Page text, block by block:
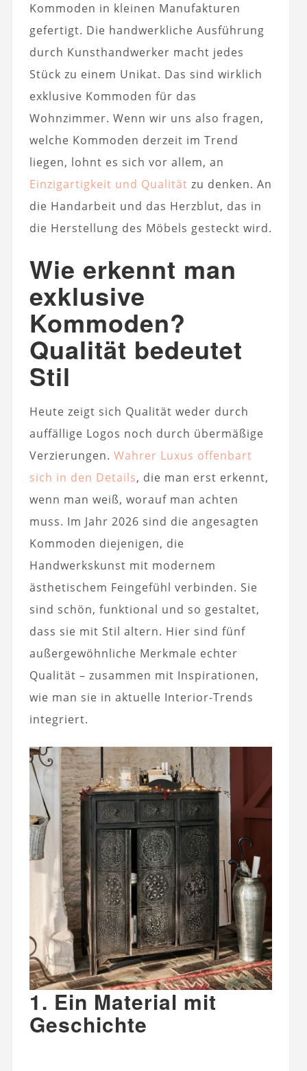
Kommoden in kleinen Manufakturen
gefertigt. Die handwerkliche Ausführung
durch Kunsthandwerker macht jedes
Stück zu einem Unikat. Das sind wirklich
exklusive Kommoden für das
Wohnzimmer. Wenn wir uns also fragen,
welche Kommoden derzeit im Trend
liegen, lohnt es sich vor allem, an
Einzigartigkeit und Qualität zu denken. An
die Handarbeit und das Herzblut, das in
die Herstellung des Möbels gesteckt wird.
Wie erkennt man
exklusive
Kommoden?
Qualität bedeutet
Stil
Heute zeigt sich Qualität weder durch
auffällige Logos noch durch übermäßige
Verzierungen. Wahrer Luxus offenbart
sich in den Details, die man erst erkennt,
wenn man weiß, worauf man achten
muss. Im Jahr 2026 sind die angesagten
Kommoden diejenigen, die
Handwerkskunst mit modernem
ästhetischem Feingefühl verbinden. Sie
sind schön, funktional und so gestaltet,
dass sie mit Stil altern. Hier sind fünf
außergewöhnliche Merkmale echter
Qualität – zusammen mit Inspirationen,
wie man sie in aktuelle Interior-Trends
integriert.
1. Ein Material mit
Geschichte